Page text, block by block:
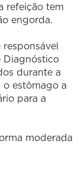
refeição tem
engorda.
Diagnóstico
durante a
estômago a
para a
moderada